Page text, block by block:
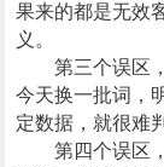
果来的都是无效
义。
第三个误区，
今天换一批词，
定数据，就很难
第四个误区，